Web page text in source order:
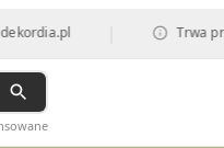
| Trwa